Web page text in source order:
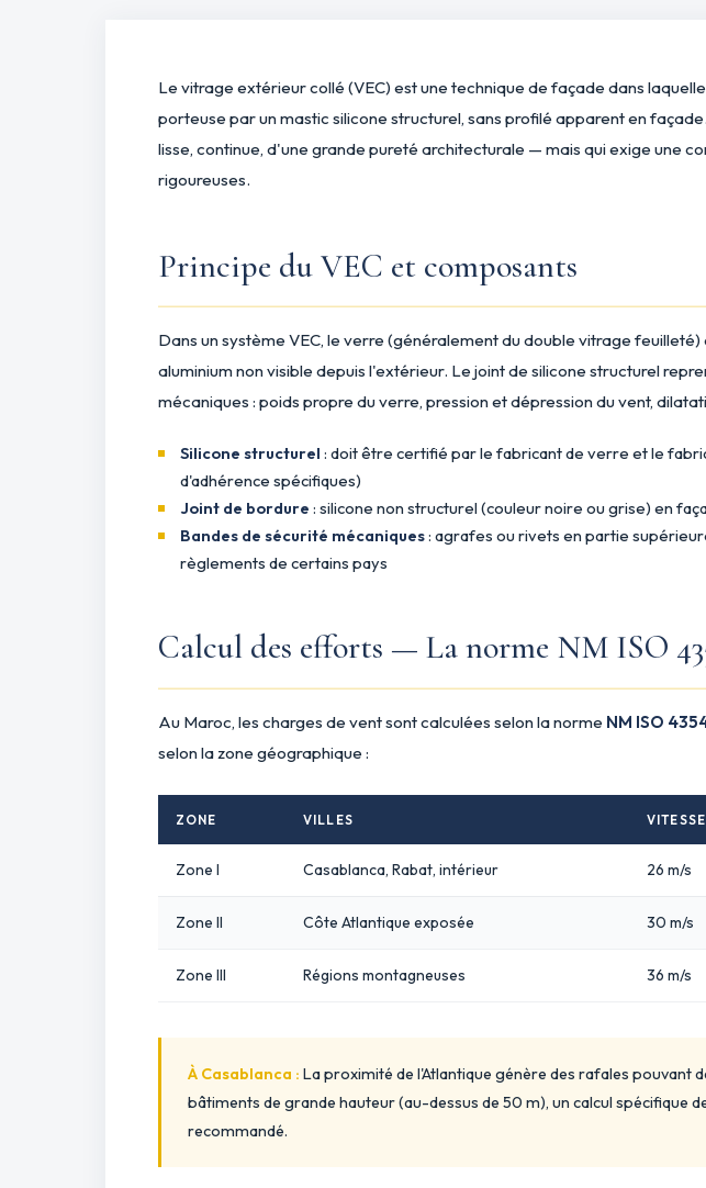
Le vitrage extérieur collé (VEC) est une technique de façade dans
porteuse par un mastic silicone structurel, sans profilé apparent en
lisse, continue, d'une grande pureté architecturale — mais qui exige une
rigoureuses.
Principe du VEC et composants
Dans un système VEC, le verre (généralement du double vitrage feuilleté)
aluminium non visible depuis l'extérieur. Le joint de silicone structurel
mécaniques : poids propre du verre, pression et dépression du vent,
Silicone structurel : doit être certifié par le fabricant de verre et le
d'adhérence spécifiques)
Joint de bordure : silicone non structurel (couleur noire ou grise) en
Bandes de sécurité mécaniques: agrafes ou rivets en partie
règlements de certains pays
Calcul des efforts — La norme NM ISO
Au Maroc, les charges de vent sont calculées selon la norme NM ISO
selon la zone géographique :
ZONE VILLES
Zone I Casablanca, Rabat, intérieur 26 m/s
Zone II Côte Atlantique exposée 30 m/s
Zone III Régions montagneuses 36 m/s
À Casablanca : La proximité de l'Atlantique génère des rafales pouvant
bâtiments de grande hauteur (au-dessus de 50 m), un calcul spécifique
recommandé.